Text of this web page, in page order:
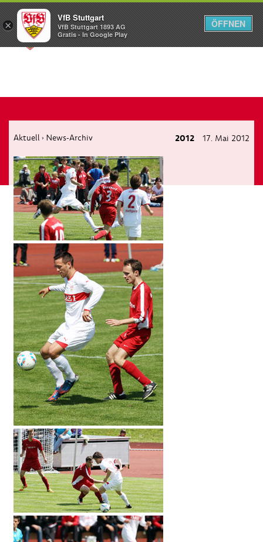
Menü
Aktuell › News-Archiv 2012 17. Mai 2012
×
VfB Stuttgart
VfB Stuttgart 1893 AG
Gratis - In Google Play
ÖFFNEN